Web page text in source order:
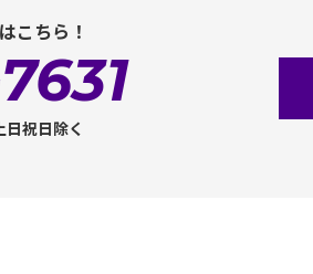
こちら！
祝日除く